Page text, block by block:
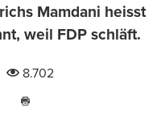
Mamdani heisst
weil FDP schläft.
8.702